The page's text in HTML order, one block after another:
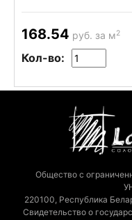
168.54 руб. за м2
Кол-во:
Общество с
220100, Республика
Свидетельство о